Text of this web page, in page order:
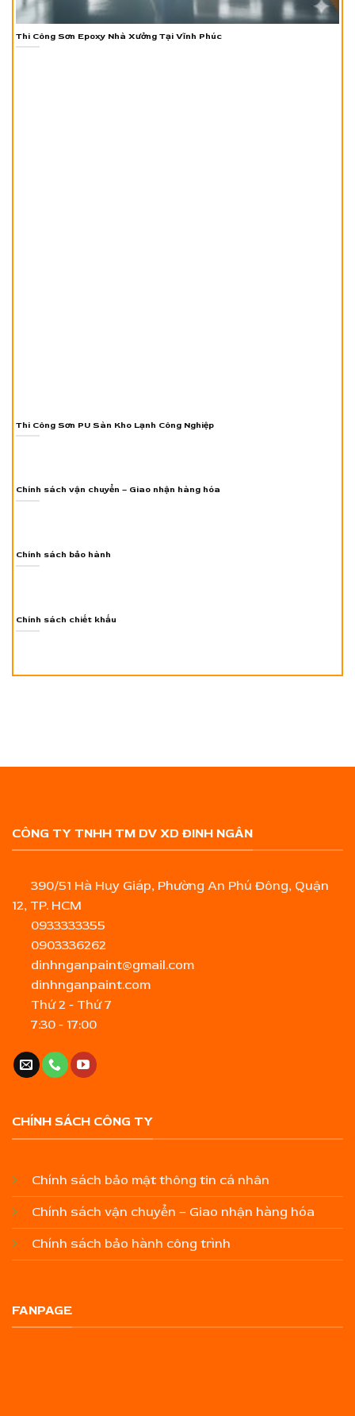
Thi Công Sơn Epoxy Nhà Xưởng Tại Vĩnh Phúc
Thi Công Sơn PU Sàn Kho Lạnh Công Nghiệp
Chính sách vận chuyển – Giao nhận hàng hóa
Chính sách bảo hành
Chính sách chiết khấu
CÔNG TY TNHH TM DV XD ĐINH NGÂN
390/51 Hà Huy Giáp, Phường An Phú Đông, Quận
12, TP. HCM
0933333355
0903336262
dinhnganpaint@gmail.com
dinhnganpaint.com
Thứ 2 - Thứ 7
7:30 - 17:00
CHÍNH SÁCH CÔNG TY
Chính sách bảo mật thông tin cá nhân
Chính sách vận chuyển – Giao nhận hàng hóa
Chính sách bảo hành công trình
FANPAGE